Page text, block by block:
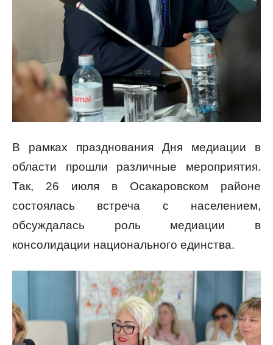
В рамках празднования Дня медиации в
области прошли различные мероприятия.
Так, 26 июля в Осакаровском районе
состоялась встреча с населением,
обсуждалась роль медиации в
консолидации национального единства.